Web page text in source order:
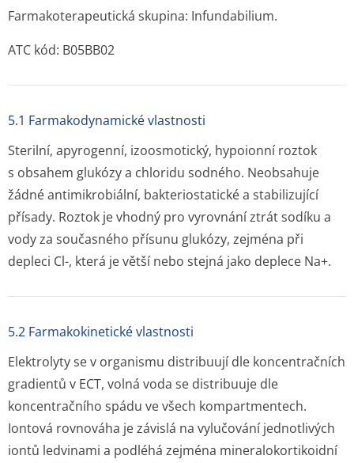
Farmakoterapeutická skupina: Infundabilium.
ATC kód: B05BB02
5.1 Farmakodynamické vlastnosti
Sterilní, apyrogenní, izoosmotický, hypoionní roztok
s obsahem glukózy a chloridu sodného. Neobsahuje
žádné antimikrobiální, bakteriostatické a stabilizující
přísady. Roztok je vhodný pro vyrovnání ztrát sodíku a
vody za současného přísunu glukózy, zejména při
depleci Cl-, která je větší nebo stejná jako deplece Na+.
5.2 Farmakokinetické vlastnosti
Elektrolyty se v organismu distribuují dle koncentračních
gradientů v ECT, volná voda se distribuuje dle
koncentračního spádu ve všech kompartmentech.
Iontová rovnováha je závislá na vylučování jednotlivých
iontů ledvinami a podléhá zejména mineralokortikoidní